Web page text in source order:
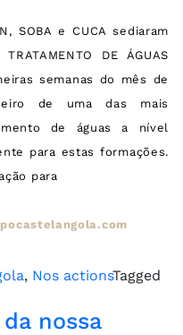
SOBA e CUCA sediaram
DE ÁGUAS
semanas do mês de
de uma das mais
de águas a nível
para estas formações.
para
, Nos actionsTagged
da nossa